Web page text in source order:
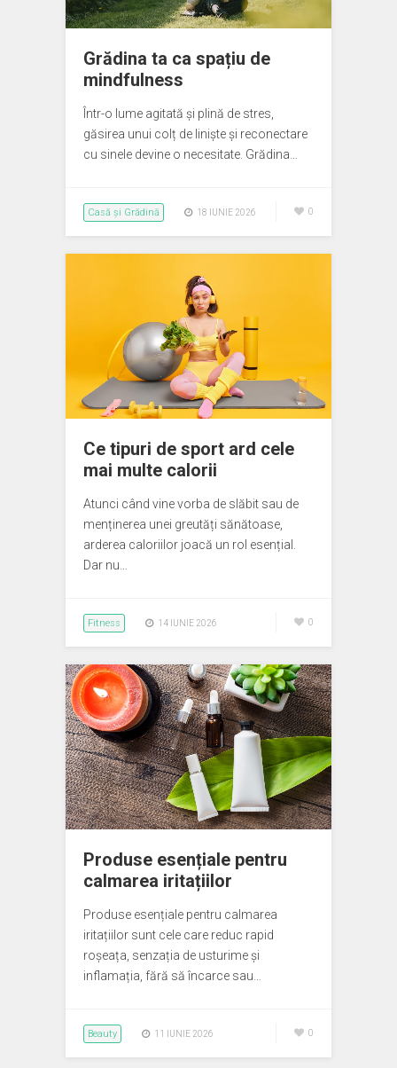
Grădina ta ca spațiu de
mindfulness
Într-o lume agitată și plină de stres,
găsirea unui colț de liniște și reconectare
cu sinele devine o necesitate. Grădina…
Casă și Grădină 18 IUNIE 2026 0
Ce tipuri de sport ard cele
mai multe calorii
Atunci când vine vorba de slăbit sau de
menținerea unei greutăți sănătoase,
arderea caloriilor joacă un rol esențial.
Dar nu…
Fitness 14 IUNIE 2026 0
Produse esențiale pentru
calmarea iritațiilor
Produse esențiale pentru calmarea
iritațiilor sunt cele care reduc rapid
roșeața, senzația de usturime și
inflamația, fără să încarce sau…
Beauty 11 IUNIE 2026 0